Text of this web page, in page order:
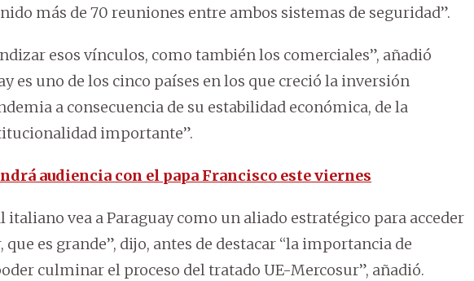
más de 70 reuniones entre ambos sistemas de seguridad”.
esos vínculos, como también los comerciales”, añadió
es uno de los cinco países en los que creció la inversión
a consecuencia de su estabilidad económica, de la
importante”.
audiencia con el papa Francisco este viernes
italiano vea a Paraguay como un aliado estratégico para acceder
es grande”, dijo, antes de destacar “la importancia de
culminar el proceso del tratado UE-Mercosur”, añadió.